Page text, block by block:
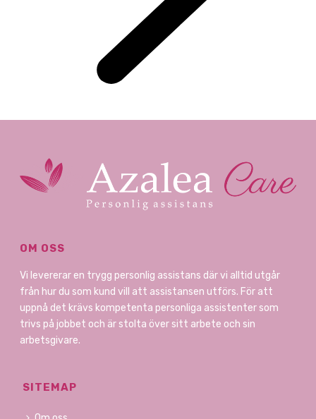
OM OSS
Vi levererar en trygg personlig assistans där vi alltid utgår
från hur du som kund vill att assistansen utförs. För att
uppnå det krävs kompetenta personliga assistenter som
trivs på jobbet och är stolta över sitt arbete och sin
arbetsgivare.
SITEMAP